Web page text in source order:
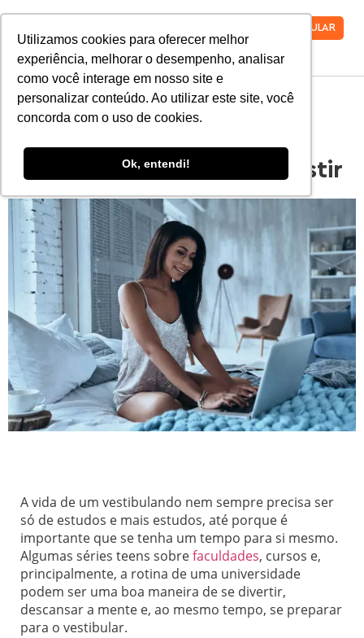
Utilizamos cookies para oferecer melhor
experiência, melhorar o desempenho, analisar
como você interage em nosso site e
personalizar conteúdo. Ao utilizar este site, você
concorda com o uso de cookies.
Ok, entendi!
VESTIBULAR
8 séries teen sobre
faculdade que todo
vestibulando precisa assistir
A vida de um vestibulando nem sempre precisa ser
só de estudos e mais estudos, até porque é
importante que se tenha um tempo para si mesmo.
Algumas séries teens sobrefaculdades, cursos e,
principalmente, a rotina de uma universidade
podem ser uma boa maneira de se divertir,
descansar a mente e, ao mesmo tempo, se preparar
para o vestibular.